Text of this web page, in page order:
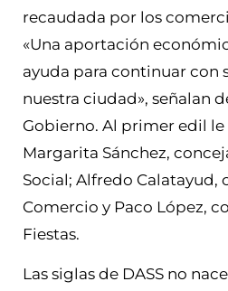
recaudada por los
«Una aportación
ayuda para continuar con
nuestra ciudad», señalan
Gobierno. Al primer edil
Margarita Sánchez,
Social; Alfredo Calatayud,
Comercio y Paco López,
Fiestas.
Las siglas de DASS no